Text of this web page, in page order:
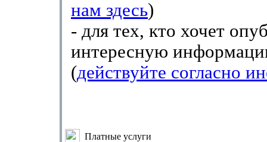
нам здесь)
- для тех, кто хочет
интересную
(действуйте согласно
Платные услуги